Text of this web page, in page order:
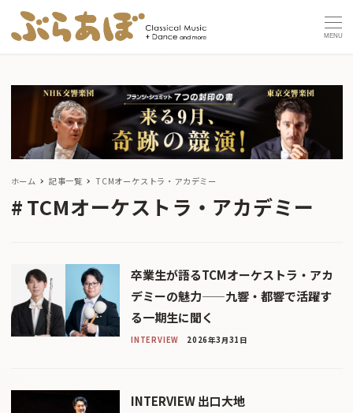
MENU
ホーム 記事一覧 TCMオーケストラ・アカデミー
TCMオーケストラ・アカデミー
卒業生が語るTCMオーケストラ・アカ
デミーの魅力——九響・都響で活躍す
る一期生に聞く
INTERVIEW 2026年3月31日
INTERVIEW 出口大地